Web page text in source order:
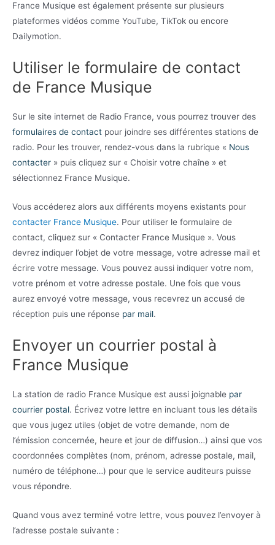
France Musique est également présente sur plusieurs
plateformes vidéos comme YouTube, TikTok ou encore
Dailymotion.
Utiliser le formulaire de contact
de France Musique
Sur le site internet de Radio France, vous pourrez trouver des
formulaires de contact pour joindre ses différentes stations de
radio. Pour les trouver, rendez-vous dans la rubrique « Nous
contacter » puis cliquez sur « Choisir votre chaîne » et
sélectionnez France Musique.
Vous accéderez alors aux différents moyens existants pour
contacter France Musique. Pour utiliser le formulaire de
contact, cliquez sur « Contacter France Musique ». Vous
devrez indiquer l’objet de votre message, votre adresse mail et
écrire votre message. Vous pouvez aussi indiquer votre nom,
votre prénom et votre adresse postale. Une fois que vous
aurez envoyé votre message, vous recevrez un accusé de
réception puis une réponse par mail.
Envoyer un courrier postal à
France Musique
La station de radio France Musique est aussi joignable par
courrier postal. Écrivez votre lettre en incluant tous les détails
que vous jugez utiles (objet de votre demande, nom de
l’émission concernée, heure et jour de diffusion…) ainsi que vos
coordonnées complètes (nom, prénom, adresse postale, mail,
numéro de téléphone…) pour que le service auditeurs puisse
vous répondre.
Quand vous avez terminé votre lettre, vous pouvez l’envoyer à
l’adresse postale suivante :